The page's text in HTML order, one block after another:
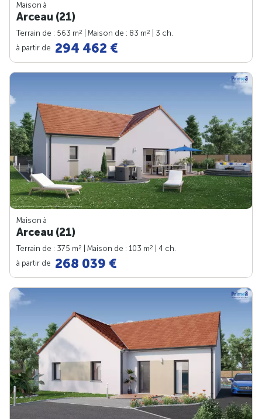
Maison à
Arceau (21)
Terrain de : 563 m2 | Maison de : 83 m2
| 3 ch.
à partir de 294 462 €
Maison à
Arceau (21)
Terrain de : 375 m2 | Maison de : 103 m2
| 4 ch.
à partir de 268 039 €